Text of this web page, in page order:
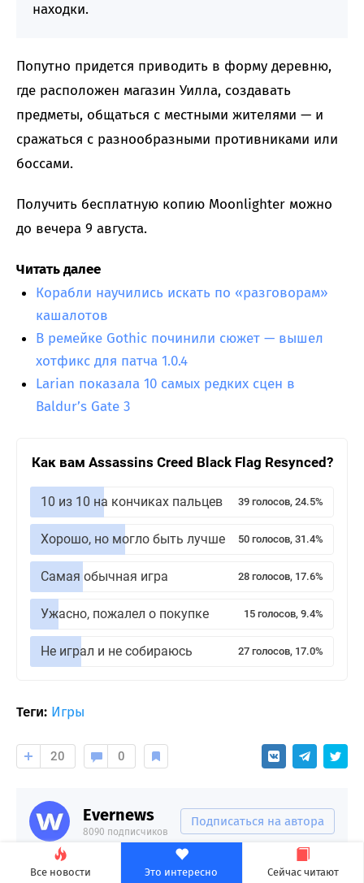
Все новости Это интересно Сейчас читают
находки.
Попутно придется приводить в форму деревню,
где расположен магазин Уилла, создавать
предметы, общаться с местными жителями — и
сражаться с разнообразными противниками или
боссами.
Получить бесплатную копию Moonlighter можно
до вечера 9 августа.
Читать далее
Корабли научились искать по «разговорам»
кашалотов
В ремейке Gothic починили сюжет — вышел
хотфикс для патча 1.0.4
Larian показала 10 самых редких сцен в
Baldur’s Gate 3
Как вам Assassins Creed Black Flag Resynced?
10 из 10 на кончиках пальцев 39 голосов, 24.5%
Хорошо, но могло быть лучше 50 голосов, 31.4%
Самая обычная игра 28 голосов, 17.6%
Ужасно, пожалел о покупке 15 голосов, 9.4%
Не играл и не собираюсь 27 голосов, 17.0%
Теги: Игры
20 0
Evernews
8090 подписчиков
Подписаться на автора